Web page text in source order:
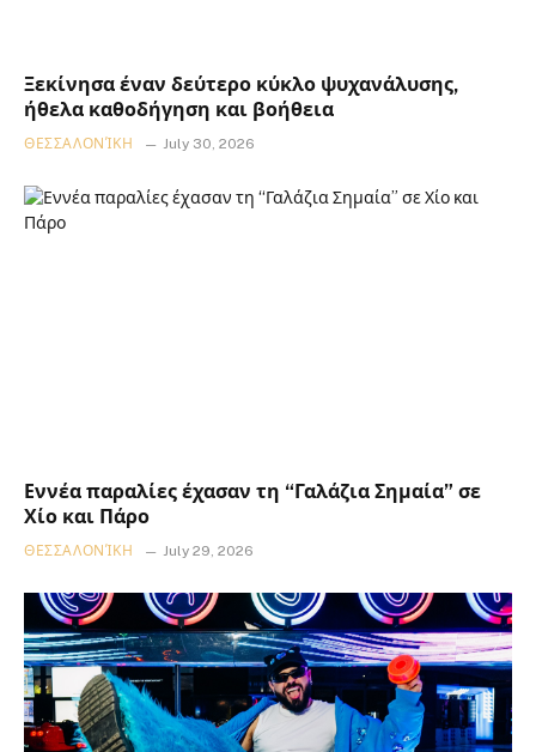
Ξεκίνησα έναν δεύτερο κύκλο ψυχανάλυσης,
ήθελα καθοδήγηση και βοήθεια
ΘΕΣΣΑΛΟΝΊΚΗ July 30, 2026
Εννέα παραλίες έχασαν τη “Γαλάζια Σημαία” σε
Χίο και Πάρο
ΘΕΣΣΑΛΟΝΊΚΗ July 29, 2026